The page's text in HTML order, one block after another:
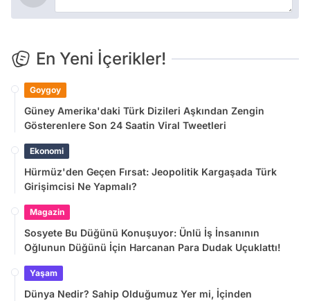
En Yeni İçerikler!
Goygoy
Güney Amerika'daki Türk Dizileri Aşkından Zengin
Gösterenlere Son 24 Saatin Viral Tweetleri
Ekonomi
Hürmüz'den Geçen Fırsat: Jeopolitik Kargaşada Türk
Girişimcisi Ne Yapmalı?
Magazin
Sosyete Bu Düğünü Konuşuyor: Ünlü İş İnsanının
Oğlunun Düğünü İçin Harcanan Para Dudak Uçuklattı!
Yaşam
Dünya Nedir? Sahip Olduğumuz Yer mi, İçinden